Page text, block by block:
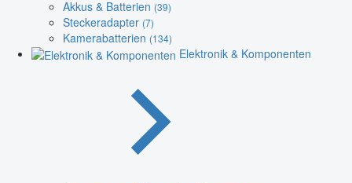
Akkus & Batterien (39)
Steckeradapter (7)
Kamerabatterien (134)
Elektronik & Komponenten